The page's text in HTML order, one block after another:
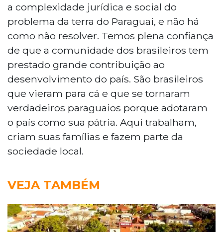
a complexidade jurídica e social do
problema da terra do Paraguai, e não há
como não resolver. Temos plena confiança
de que a comunidade dos brasileiros tem
prestado grande contribuição ao
desenvolvimento do país. São brasileiros
que vieram para cá e que se tornaram
verdadeiros paraguaios porque adotaram
o país como sua pátria. Aqui trabalham,
criam suas famílias e fazem parte da
sociedade local.
VEJA TAMBÉM